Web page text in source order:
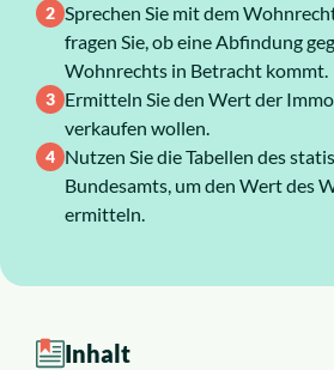
Karriere
Sprechen Sie mit dem
fragen Sie, ob eine Abfindung
Wohnrechts in Betracht kommt.
Ermitteln Sie den Wert der
verkaufen wollen.
Nutzen Sie die Tabellen des
Bundesamts, um den Wert des
ermitteln.
Inhalt